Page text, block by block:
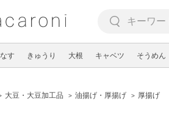
なす きゅうり 大根 キャベツ そうめん
大豆・大豆加工品 油揚げ・厚揚げ 厚揚げ